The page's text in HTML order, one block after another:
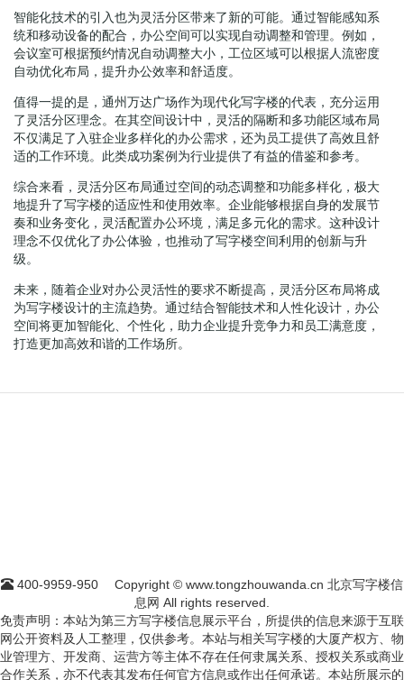
智能化技术的引入也为灵活分区带来了新的可能。通过智能感知系
统和移动设备的配合，办公空间可以实现自动调整和管理。例如，
会议室可根据预约情况自动调整大小，工位区域可以根据人流密度
自动优化布局，提升办公效率和舒适度。
值得一提的是，通州万达广场作为现代化写字楼的代表，充分运用
了灵活分区理念。在其空间设计中，灵活的隔断和多功能区域布局
不仅满足了入驻企业多样化的办公需求，还为员工提供了高效且舒
适的工作环境。此类成功案例为行业提供了有益的借鉴和参考。
综合来看，灵活分区布局通过空间的动态调整和功能多样化，极大
地提升了写字楼的适应性和使用效率。企业能够根据自身的发展节
奏和业务变化，灵活配置办公环境，满足多元化的需求。这种设计
理念不仅优化了办公体验，也推动了写字楼空间利用的创新与升
级。
未来，随着企业对办公灵活性的要求不断提高，灵活分区布局将成
为写字楼设计的主流趋势。通过结合智能技术和人性化设计，办公
空间将更加智能化、个性化，助力企业提升竞争力和员工满意度，
打造更加高效和谐的工作场所。
400-9959-950
Copyright © www.tongzhouwanda.cn 北京写字楼信
息网 All rights reserved.
免责声明：本站为第三方写字楼信息展示平台，所提供的信息来源于互联
网公开资料及人工整理，仅供参考。本站与相关写字楼的大厦产权方、物
业管理方、开发商、运营方等主体不存在任何隶属关系、授权关系或商业
合作关系，亦不代表其发布任何官方信息或作出任何承诺。本站所展示的